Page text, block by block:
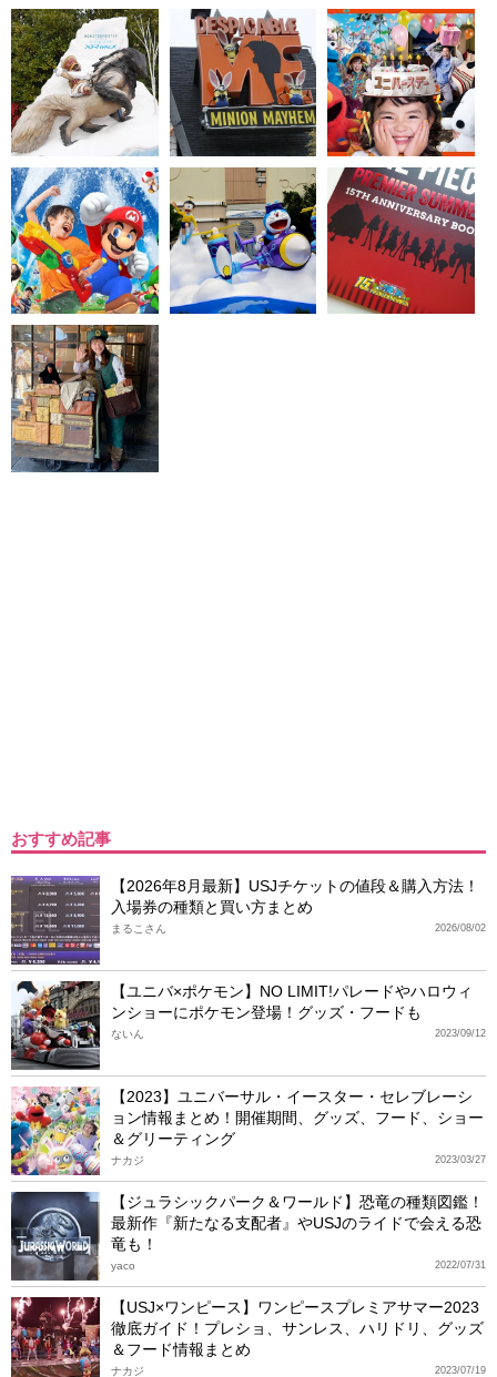
おすすめ記事
【2026年8月最新】USJチケットの値段＆購入方法！
入場券の種類と買い方まとめ
2026/08/02
まるこさん
【ユニバ×ポケモン】NO LIMIT!パレードやハロウィ
ンショーにポケモン登場！グッズ・フードも
2023/09/12
ないん
【2023】ユニバーサル・イースター・セレブレーシ
ョン情報まとめ！開催期間、グッズ、フード、ショー
＆グリーティング
2023/03/27
ナカジ
【ジュラシックパーク＆ワールド】恐竜の種類図鑑！
最新作『新たなる支配者』やUSJのライドで会える恐
竜も！
2022/07/31
yaco
【USJ×ワンピース】ワンピースプレミアサマー2023
徹底ガイド！プレショ、サンレス、ハリドリ、グッズ
＆フード情報まとめ
2023/07/19
ナカジ